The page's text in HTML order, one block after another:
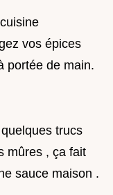
vos épices
portée de main.
trucs
mûres , ça fait
sauce maison .